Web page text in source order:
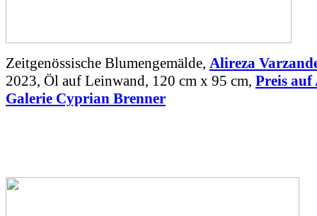
Zeitgenössische Blumengemälde, Alireza
2023, Öl auf Leinwand, 120 cm x 95 cm, Preis auf
Galerie Cyprian Brenner